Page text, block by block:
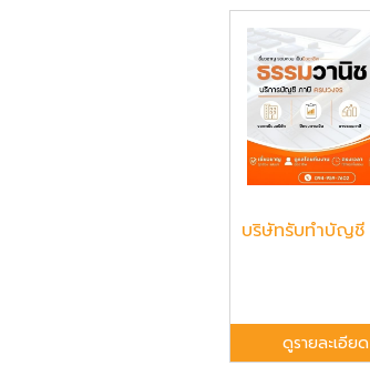
บริษัทรับทำบัญชี
ดูรายละเอียด